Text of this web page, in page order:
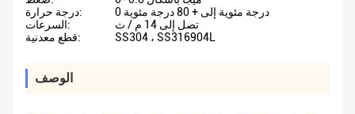
درجة حرارة:
0 درجة مئوية إلى + 80 درجة مئوية
السرعات:
تصل إلى 14 م / ث
قطع معدنية:
SS304 ، SS316904L
الوصف